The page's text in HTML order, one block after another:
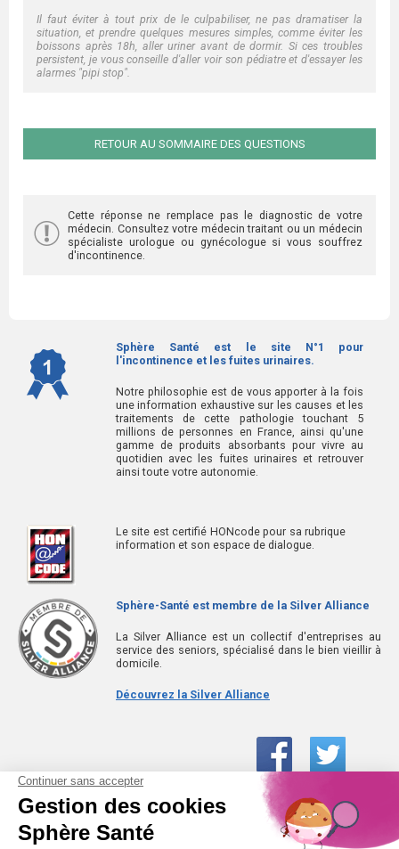
Il faut éviter à tout prix de le culpabiliser, ne pas dramatiser la
situation, et prendre quelques mesures simples, comme éviter les
boissons après 18h, aller uriner avant de dormir. Si ces troubles
persistent, je vous conseille d'aller voir son pédiatre et d'essayer les
alarmes "pipi stop".
RETOUR AU SOMMAIRE DES QUESTIONS
Cette réponse ne remplace pas le diagnostic de votre
médecin. Consultez votre médecin traitant ou un médecin
spécialiste urologue ou gynécologue si vous souffrez
d'incontinence.
Sphère Santé est le site N°1 pour
l'incontinence et les fuites urinaires.
Notre philosophie est de vous apporter à la fois
une information exhaustive sur les causes et les
traitements de cette pathologie touchant 5
millions de personnes en France, ainsi qu'une
gamme de produits absorbants pour vivre au
quotidien avec les fuites urinaires et retrouver
ainsi toute votre autonomie.
Le site est certifié HONcode pour sa rubrique
information et son espace de dialogue.
Sphère-Santé est membre de la Silver Alliance
La Silver Alliance est un collectif d'entreprises au
service des seniors, spécialisé dans le bien vieillir à
domicile.
Découvrez la Silver Alliance
01 61 30 15 94
(prix d’un appel local)